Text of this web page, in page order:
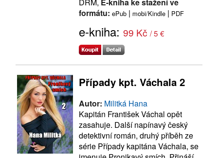
DRM, E-kniha ke stažení ve
formátu: ePub | mobi/Kindle | PDF
e-kniha: 99 Kč / 5 €
Případy kpt. Váchala 2
Autor: Militká Hana
Kapitán František Váchal opět
zasahuje. Další napínavý český
detektivní román, druhý příběh ze
série Případy kapitána Váchala, se